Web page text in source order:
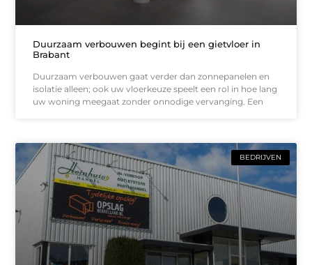
Duurzaam verbouwen begint bij een gietvloer in
Brabant
Duurzaam verbouwen gaat verder dan zonnepanelen en
isolatie alleen; ook uw vloerkeuze speelt een rol in hoe lang
uw woning meegaat zonder onnodige vervanging. Een
BEDRIJVEN